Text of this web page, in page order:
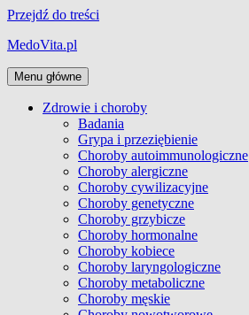
Przejdź do treści
MedoVita.pl
Menu główne
Zdrowie i choroby
Badania
Grypa i przeziębienie
Choroby autoimmunologiczne
Choroby alergiczne
Choroby cywilizacyjne
Choroby genetyczne
Choroby grzybicze
Choroby hormonalne
Choroby kobiece
Choroby laryngologiczne
Choroby metaboliczne
Choroby męskie